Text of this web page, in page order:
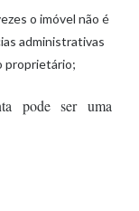
o imóvel não é
administrativas
proprietário;
pode ser uma